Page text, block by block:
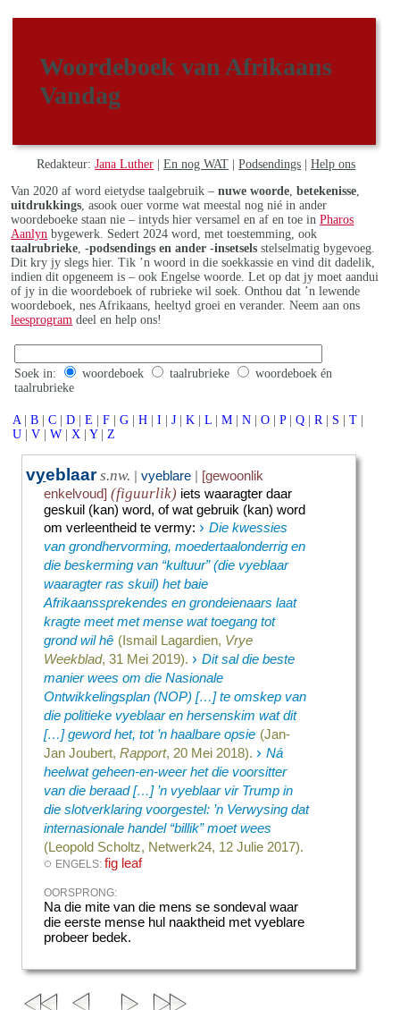
Woordeboek van Afrikaans
Vandag
Redakteur:Jana Luther |En nog WAT |Podsendings |Help ons
Van 2020 af word eietydse taalgebruik –nuwe woorde ,betekenisse
uitdrukkings , asook ouer vorme wat meestal nog nié in ander
woordeboeke staan nie – intyds hier versamel en af en toe inPharos
Aanlyn bygewerk. Sedert 2024 word, met toestemming, ook
taalrubrieke ,-podsendings en ander -insetsels stelselmatig bygevoeg.
Dit kry jy slegs hier. Tik ’n woord in die soekkassie en vind dit dadelik,
indien dit opgeneem is – ook Engelse woorde. Let op dat jy moet aandui
of jy in die woordeboek of rubrieke wil soek. Onthou dat ’n lewende
woordeboek, nes Afrikaans, heeltyd groei en verander. Neem aan ons
leesprogram deel en help ons!
Soek in: woordeboek taalrubrieke
woordeboek én
taalrubrieke
A | B | C | D | E | F | G | H | I | J | K | L | M | N | O | P | Q | R | S | T |
U | V | W | X | Y | Z
vyeblaar s.nw. |vyeblare | [gewoonlik
enkelvoud] (figuurlik) iets waaragter daar
geskuil (kan) word, of wat gebruik (kan) word
om verleentheid te vermy:› Die kwessies
van grondhervorming, moedertaalonderrig en
die beskerming van “kultuur” (die vyeblaar
waaragter ras skuil) het baie
Afrikaanssprekendes en grondeienaars laat
kragte meet met mense wat toegang tot
grond wil hê (Ismail Lagardien, Vrye
Weekblad, 31 Mei 2019). › Dit sal die beste
manier wees om die Nasionale
Ontwikkelings­plan (NOP) […] te omskep van
die politieke vyeblaar en hersenskim wat dit
[…] geword het, tot ’n haalbare opsie (Jan-
Jan Joubert,Rapport, 20 Mei 2018). › Ná
heelwat geheen-en-weer het die voorsitter
van die beraad […] ’n vyeblaar vir Trump in
die slotverklaring voorgestel: ’n Verwysing dat
internasionale handel “billik” moet wees
(Leopold Scholtz, Netwerk24, 12 Julie 2017).
◌ ENGELS:fig leaf
OORSPRONG:
Na die mite van die mens se sondeval waar
die eerste mense hul naaktheid met vyeblare
probeer bedek.